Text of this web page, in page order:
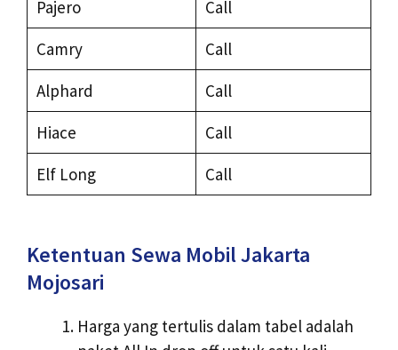
Pajero
Call
Camry
Call
Alphard
Call
Hiace
Call
Elf Long
Call
Ketentuan Sewa Mobil Jakarta
Mojosari
Harga yang tertulis dalam tabel adalah